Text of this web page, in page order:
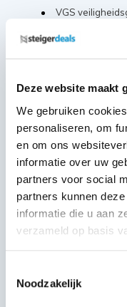
Deze website maakt
We gebruiken
personaliseren, om
en om ons
informatie over uw
partners voor social
partners kunnen
informatie die u aan
verzameld op basis
Noodzakelijk
VGS
TÜV certificaat
EN 1004-1 class
EN 1004-2
Deze
2x